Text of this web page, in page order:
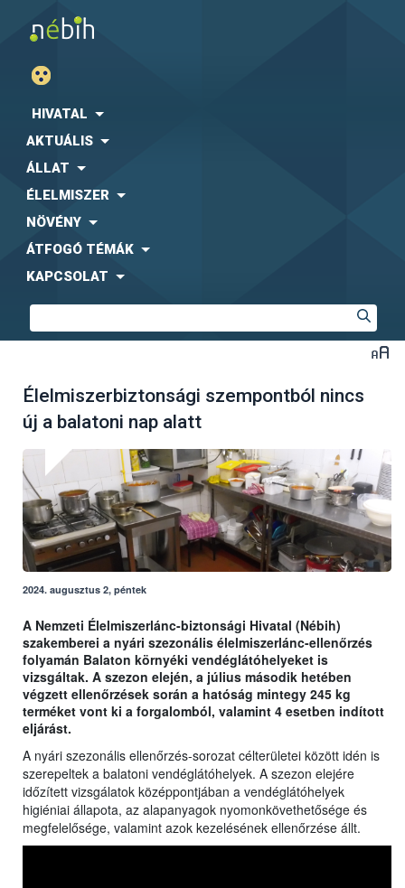
HIVATAL
AKTUÁLIS
ÁLLAT
ÉLELMISZER
NÖVÉNY
ÁTFOGÓ TÉMÁK
KAPCSOLAT
Élelmiszerbiztonsági szempontból nincs
új a balatoni nap alatt
2024. augusztus 2, péntek
A Nemzeti Élelmiszerlánc-biztonsági Hivatal (Nébih)
szakemberei a nyári szezonális élelmiszerlánc-ellenőrzés
folyamán Balaton környéki vendéglátóhelyeket is
vizsgáltak. A szezon elején, a július második hetében
végzett ellenőrzések során a hatóság mintegy 245 kg
terméket vont ki a forgalomból, valamint 4 esetben indított
eljárást.
A nyári szezonális ellenőrzés-sorozat célterületei között idén is
szerepeltek a balatoni vendéglátóhelyek. A szezon elejére
időzített vizsgálatok középpontjában a vendéglátóhelyek
higiéniai állapota, az alapanyagok nyomonkövethetősége és
megfelelősége, valamint azok kezelésének ellenőrzése állt.